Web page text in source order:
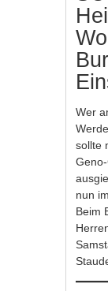
Wer
sollte
nun
Beim